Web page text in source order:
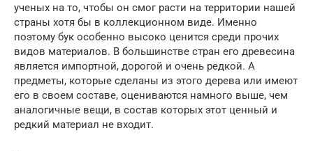
ученых на то, чтобы он cмог расти на территории нашей
страны хотя бы в коллекционном виде. Именно
поэтому бук особенно высоко ценится среди прочих
видов материалов. В большинстве стран его древесина
является импортной, дорогой и очень редкой. А
предметы, которые сделаны из этого дерева или имеют
его в своем составе, оцениваются намного выше, чем
аналогичные вещи, в состав которых этот ценный и
редкий материал не входит.